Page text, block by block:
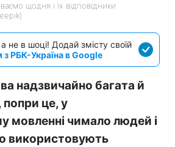
щодня і їх відповідники
не в шоці! Додай змісту своїй
з РБК-Україна в Google
надзвичайно багата й
попри це, у
мовленні чимало людей і
використовують